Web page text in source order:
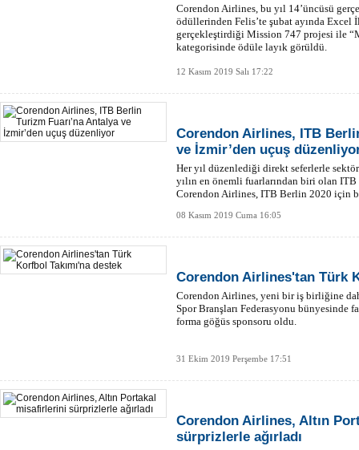
Corendon Airlines, bu yıl 14’üncüsü
ödüllerinden Felis’te şubat ayında
gerçekleştirdiği Mission 747 projesi ile
kategorisinde ödüle layık görüldü.
12 Kasım 2019 Salı 17:22
Corendon Airlines, ITB
ve İzmir’den uçuş
Her yıl düzenlediği direkt seferlerle
yılın en önemli fuarlarından biri olan ITB
Corendon Airlines, ITB Berlin 2020 için
08 Kasım 2019 Cuma 16:05
Corendon Airlines'tan Türk
Corendon Airlines, yeni bir iş birliğine
Spor Branşları Federasyonu bünyesinde
forma göğüs sponsoru oldu.
31 Ekim 2019 Perşembe 17:51
Corendon Airlines, Altın
sürprizlerle ağırladı